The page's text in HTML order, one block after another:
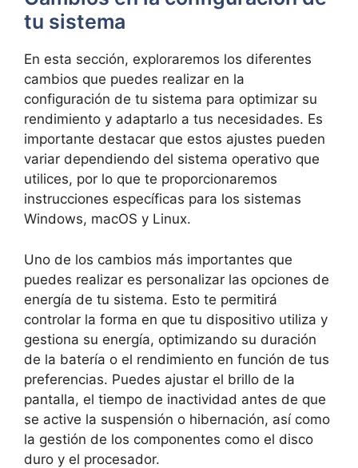
tu sistema
En esta‍ sección, exploraremos los‍ diferentes
cambios que puedes realizar en la
configuración⁣ de tu sistema para optimizar⁢ su ​
rendimiento y adaptarlo a tus necesidades. Es
importante destacar que estos‍ ajustes ⁢pueden ​
variar dependiendo del sistema operativo que
utilices, por lo que te proporcionaremos
instrucciones específicas para los sistemas
Windows, ‌macOS y‍ Linux.
Uno de los ⁤cambios más⁤ importantes ‌que
puedes realizar es personalizar las opciones de
energía de ‍tu sistema. Esto te permitirá
controlar la forma en que tu dispositivo utiliza ​y
gestiona su energía, optimizando su duración
de la batería o el rendimiento en función de tus
preferencias. Puedes ajustar el brillo de la
pantalla, el tiempo de inactividad⁤ antes de que
se active la⁢ suspensión o ‍hibernación, así como
la gestión⁤ de los⁤ componentes ‍como el disco
duro y el procesador.